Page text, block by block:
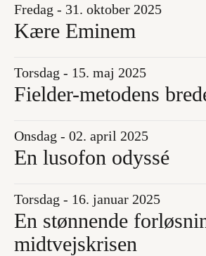
Fredag - 31. oktober 2025
Kære Eminem
Torsdag - 15. maj 2025
Fielder-metodens
Onsdag - 02. april 2025
En lusofon odyssé
Torsdag - 16. januar 2025
En stønnende
midtvejskrisen